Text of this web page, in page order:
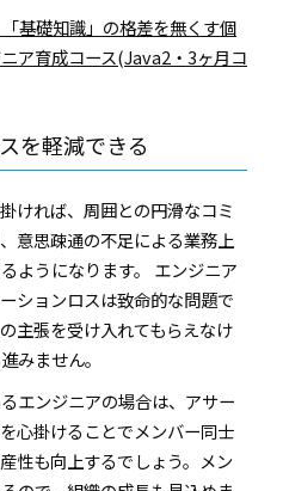
基礎知識」の格差を無くす個
ア育成コース(Java2・3ヶ月コ
を軽減できる
ければ、周囲との円滑なコミ
意思疎通の不足による業務上
ようになります。 エンジニア
ションロスは致命的な問題で
主張を受け入れてもらえなけ
みません。
エンジニアの場合は、アサー
心掛けることでメンバー同士
性も向上するでしょう。メン